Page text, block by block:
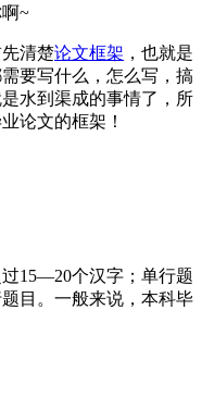
~
清楚论文框架 ，也就是
要写什么，怎么写，搞
水到渠成的事情了，所
论文的框架！
15—20个汉字；单行题
目。一般来说，本科毕